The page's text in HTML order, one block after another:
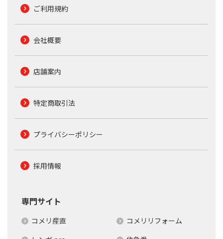
ご利用規約
会社概要
店舗案内
特定商取引法
プライバシーポリシー
採用情報
専門サイト
コメリ産直
コメリリフォーム